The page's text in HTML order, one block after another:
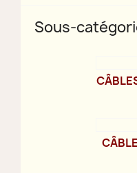
Sous-